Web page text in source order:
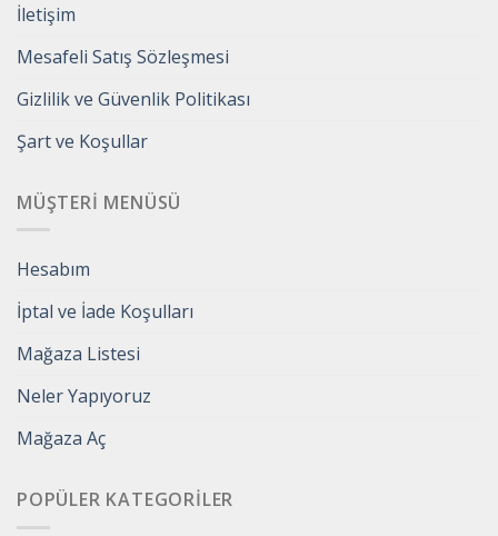
İletişim
Mesafeli Satış Sözleşmesi
Gizlilik ve Güvenlik Politikası
Şart ve Koşullar
MÜŞTERI MENÜSÜ
Hesabım
İptal ve İade Koşulları
Mağaza Listesi
Neler Yapıyoruz
Mağaza Aç
POPÜLER KATEGORILER